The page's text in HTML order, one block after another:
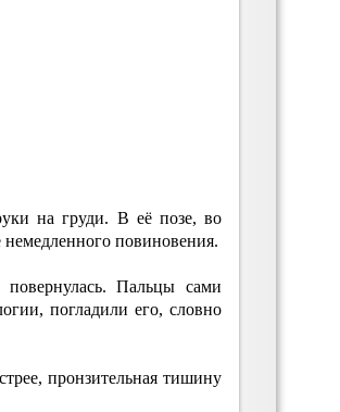
на груди. В её позе, во
повиновения.
Пальцы сами
погладили его, словно
пронзительная тишину